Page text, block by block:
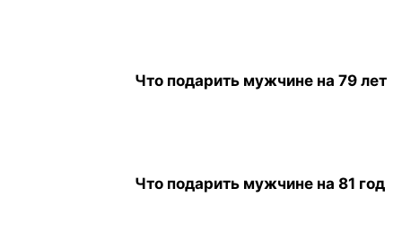
Что подарить мужчине на 79 лет
Что подарить мужчине на 81 год